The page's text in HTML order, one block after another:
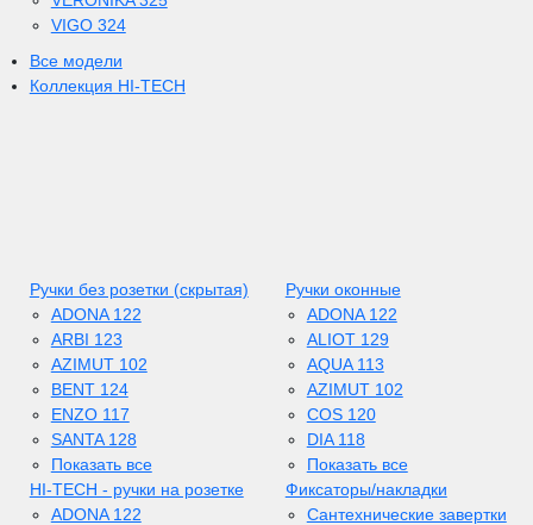
VIGO 324
Все модели
Коллекция HI-TECH
Ручки без розетки (скрытая)
ADONA 122
ARBI 123
AZIMUT 102
BENT 124
ENZO 117
SANTA 128
Показать все
HI-TECH - ручки на розетке
ADONA 122
Ручки оконные
ADONA 122
ALIOT 129
AQUA 113
AZIMUT 102
COS 120
DIA 118
Показать все
Фиксаторы/накладки
Сантехнические завертки